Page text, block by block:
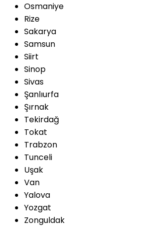
Osmaniye
Rize
Sakarya
Samsun
Siirt
Sinop
Sivas
Şanlıurfa
Şırnak
Tekirdağ
Tokat
Trabzon
Tunceli
Uşak
Van
Yalova
Yozgat
Zonguldak